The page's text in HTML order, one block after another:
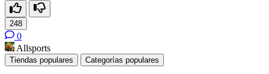
248
0
Allsports
Tiendas populares Categorías populares